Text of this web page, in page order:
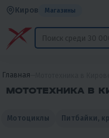
Киров Магазины
Главная
МОТОТЕХНИКА В
Мотоциклы Питбайки,